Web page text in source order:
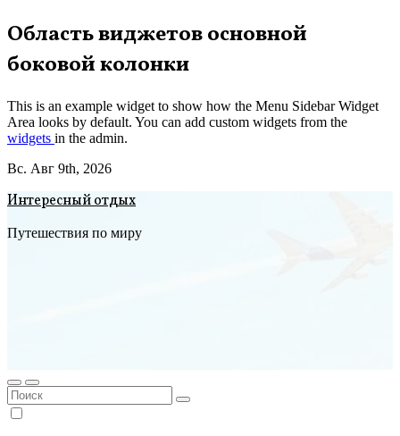
Перейти
к
содержимому
Область виджетов основной
боковой колонки
This is an example widget to show how the Menu Sidebar Widget
Area looks by default. You can add custom widgets from the
widgets in the admin.
Вс. Авг 9th, 2026
Интересный отдых
Путешествия по миру